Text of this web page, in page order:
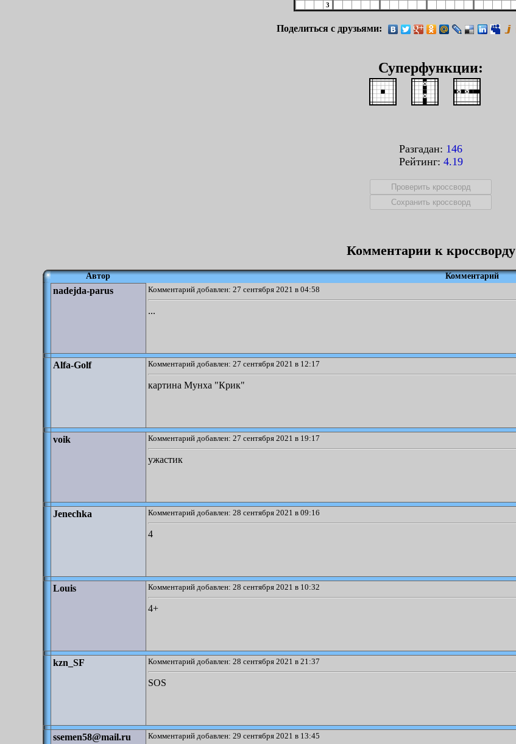
3
Поделиться с друзьями:
Суперфункции:
Разгадан: 146
Рейтинг: 4.19
Комментарии к кроссворду
Автор Комментарий
nadejda-parus Комментарий добавлен: 27 сентября 2021 в 04:58
...
Alfa-Golf Комментарий добавлен: 27 сентября 2021 в 12:17
картина Мунха "Крик"
voik Комментарий добавлен: 27 сентября 2021 в 19:17
ужастик
Jenechka Комментарий добавлен: 28 сентября 2021 в 09:16
4
Louis Комментарий добавлен: 28 сентября 2021 в 10:32
4+
kzn_SF Комментарий добавлен: 28 сентября 2021 в 21:37
SOS
ssemen58@mail.ru Комментарий добавлен: 29 сентября 2021 в 13:45